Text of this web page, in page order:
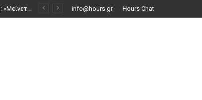
Μόργκαν Φρίμαν: Αν σε πληρώσουν καλά για μία παραγωγή, τότε παραβλέπεις κάποιες από τις αδυναμίες του σεναρίου info@hours.gr Hours Chat